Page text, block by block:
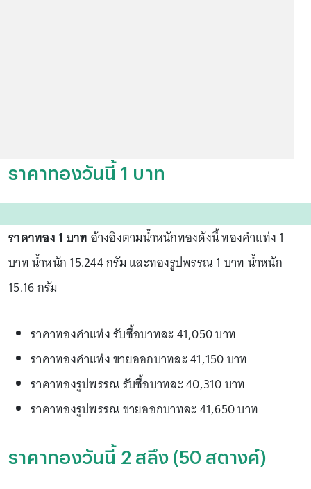
ราคาทองวันนี้ 1 บาท
ราคาทอง 1 บาท อ้างอิงตามน้ำหนักทองดังนี้ ทองคำแท่ง 1
บาท น้ำหนัก 15.244 กรัม และทองรูปพรรณ 1 บาท น้ำหนัก
15.16 กรัม
ราคาทองคำแท่ง รับซื้อบาทละ 41,050 บาท
ราคาทองคำแท่ง ขายออกบาทละ 41,150 บาท
ราคาทองรูปพรรณ รับซื้อบาทละ 40,310 บาท
ราคาทองรูปพรรณ ขายออกบาทละ 41,650 บาท
ราคาทองวันนี้ 2 สลึง (50 สตางค์)